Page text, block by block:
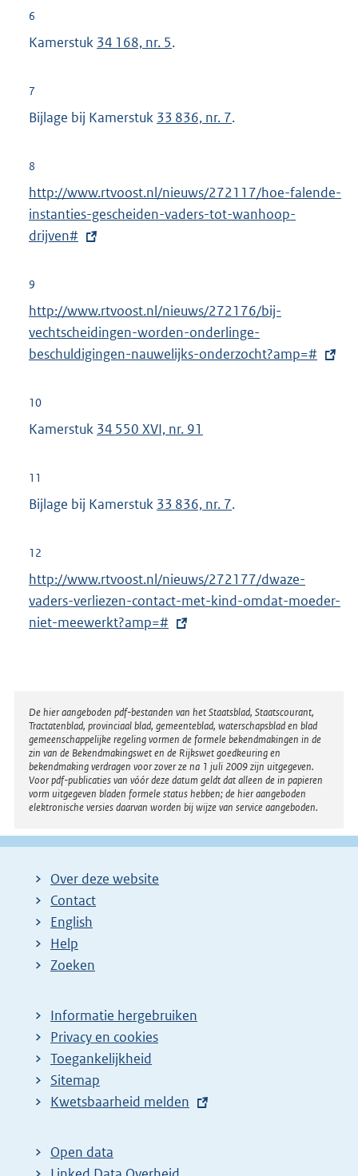
n
k
e
l
i
k
:
6
Kamerstuk 34 168, nr. 5.
7
Bijlage bij Kamerstuk 33 836, nr. 7.
8
E
x
t
r
e
l
i
k
:
http://www.rtvoost.nl/nieuws/272117/hoe-falende-
instanties-gescheiden-vaders-tot-wanhoop-
drijven#
9
E
x
t
r
i
n
:
http://www.rtvoost.nl/nieuws/272176/bij-
vechtscheidingen-worden-onderlinge-
beschuldigingen-nauwelijks-onderzocht?amp=#
10
Kamerstuk 34 550 XVI, nr. 91
11
Bijlage bij Kamerstuk 33 836, nr. 7.
12
E
x
t
e
l
i
n
k
:
http://www.rtvoost.nl/nieuws/272177/dwaze-
vaders-verliezen-contact-met-kind-omdat-moeder-
niet-meewerkt?amp=#
Disclaimer
De hier aangeboden pdf-bestanden van het Staatsblad, Staatscourant,
Tractatenblad, provinciaal blad, gemeenteblad, waterschapsblad en blad
gemeenschappelijke regeling vormen de formele bekendmakingen in de
zin van de Bekendmakingswet en de Rijkswet goedkeuring en
bekendmaking verdragen voor zover ze na 1 juli 2009 zijn uitgegeven.
Voor pdf-publicaties van vóór deze datum geldt dat alleen de in papieren
vorm uitgegeven bladen formele status hebben; de hier aangeboden
elektronische versies daarvan worden bij wijze van service aangeboden.
Over deze website
Contact
English
Help
Zoeken
Informatie hergebruiken
Privacy en cookies
Toegankelijkheid
Sitemap
E
t
e
Kwetsbaarheid melden
Open data